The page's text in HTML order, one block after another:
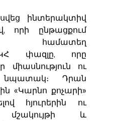
ինտերակտիվ
որի ընթացքում
համատեղ
փազլը, որը
միասնություն ու
նպատակ։ Դրան
«Կարնո քոչարի»
հյուրերին ու
մշակույթի և